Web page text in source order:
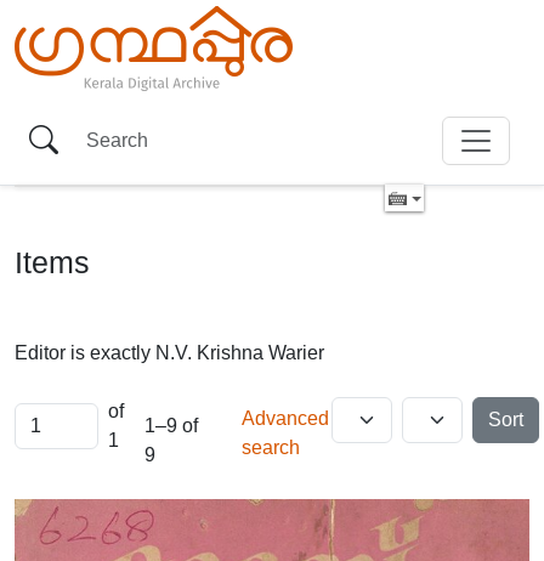
Items
Editor is exactly N.V. Krishna Warier
of
1
1–9 of
9
Advanced
search
Sort